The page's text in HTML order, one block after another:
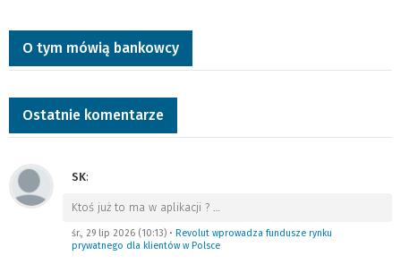
O tym mówią bankowcy
Ostatnie komentarze
SK:
Ktoś już to ma w aplikacji ? …
śr., 29 lip 2026 (10:13) • Revolut wprowadza fundusze rynku
prywatnego dla klientów w Polsce